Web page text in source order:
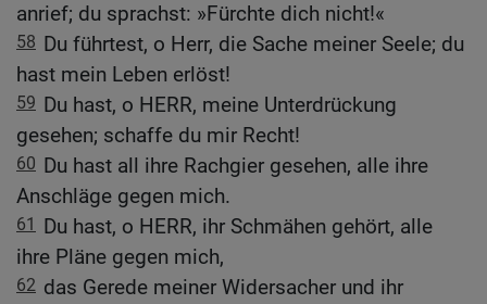
anrief; du sprachst: »Fürchte dich nicht!«
58 Du führtest, o Herr, die Sache meiner Seele; du
hast mein Leben erlöst!
59 Du hast, o HERR, meine Unterdrückung
gesehen; schaffe du mir Recht!
60 Du hast all ihre Rachgier gesehen, alle ihre
Anschläge gegen mich.
61
Du hast, o HERR, ihr Schmähen gehört, alle
ihre Pläne gegen mich,
62 das Gerede meiner Widersacher und ihr